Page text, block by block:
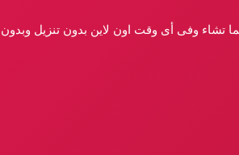
تشاء وفى أى وقت اون لاين بدون تنزيل